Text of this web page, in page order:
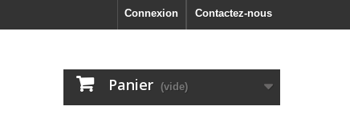
Contactez-nous
Connexion
Panier (vide)